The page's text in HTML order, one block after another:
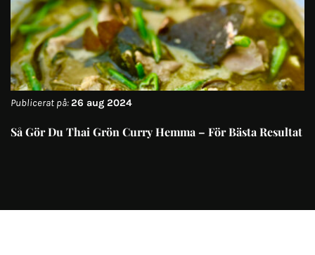
Publicerat på:26 aug 2024
Så Gör Du Thai Grön Curry Hemma – För Bästa Resultat